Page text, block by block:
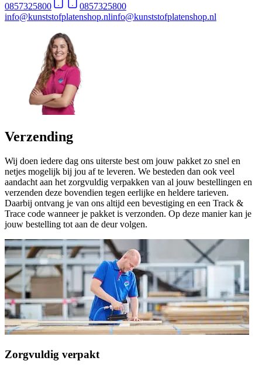
0857325800
0857325800
info@kunststofplatenshop.nlinfo@kunststofplatenshop.nl
Verzending
Wij doen iedere dag ons uiterste best om jouw pakket zo snel en
netjes mogelijk bij jou af te leveren. We besteden dan ook veel
aandacht aan het zorgvuldig verpakken van al jouw bestellingen en
verzenden deze bovendien tegen eerlijke en heldere tarieven.
Daarbij ontvang je van ons altijd een bevestiging en een Track &
Trace code wanneer je pakket is verzonden. Op deze manier kan je
jouw bestelling tot aan de deur volgen.
Zorgvuldig verpakt